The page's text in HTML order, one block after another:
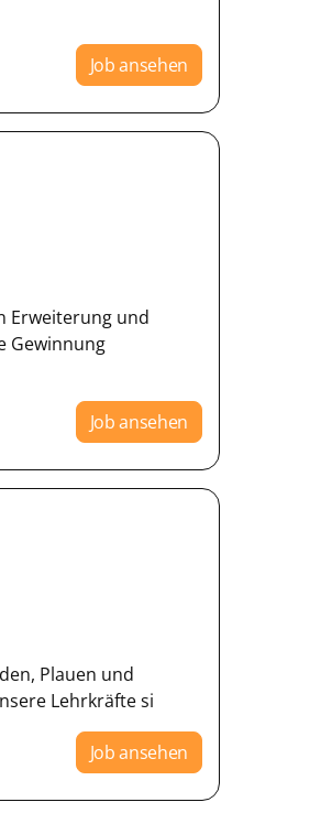
Job ansehen
Erweiterung und
Gewinnung
Job ansehen
Plauen und
Lehrkräfte si
Job ansehen